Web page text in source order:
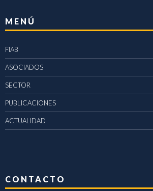
MENÚ
FIAB
ASOCIADOS
SECTOR
PUBLICACIONES
ACTUALIDAD
CONTACTO